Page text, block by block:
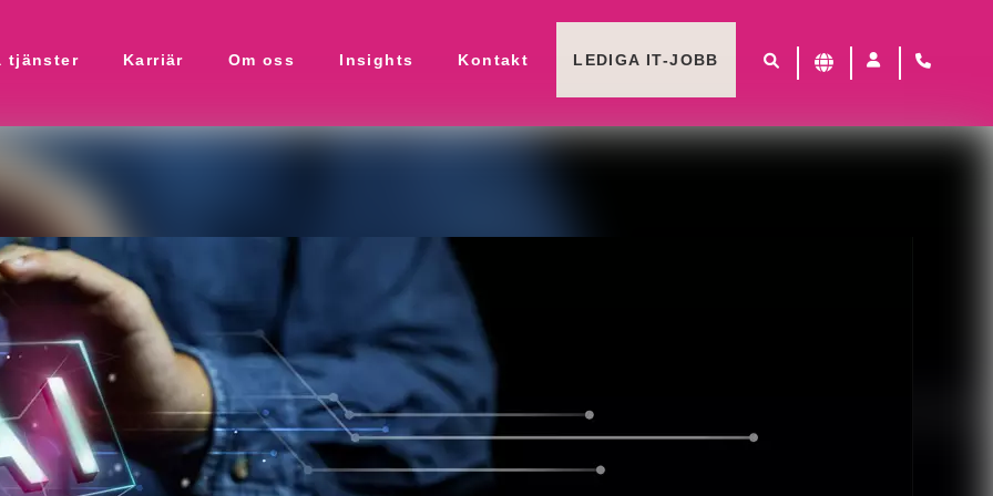
tjänster Karriär Om oss Insights Kontakt LEDIGA IT-JOBB